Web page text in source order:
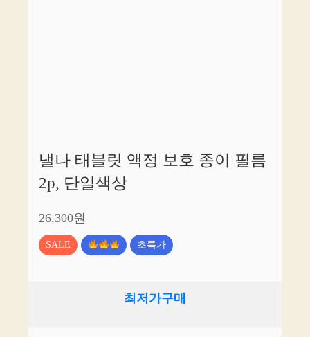
낼나 태블릿 액정 보호 종이 필름
2p, 단일색상
26,300원
SALE 초특가
최저가구매